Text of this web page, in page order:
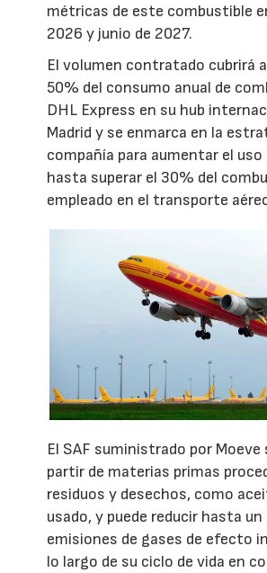
métricas de este combustible
2026 y junio de 2027.
El volumen contratado cubrirá
50% del consumo anual de
DHL Express en su hub
Madrid y se enmarca en la
compañía para aumentar el uso
hasta superar el 30% del
empleado en el transporte
El SAF suministrado por Moeve
partir de materias primas
residuos y desechos, como
usado, y puede reducir hasta
emisiones de gases de efecto
lo largo de su ciclo de vida en